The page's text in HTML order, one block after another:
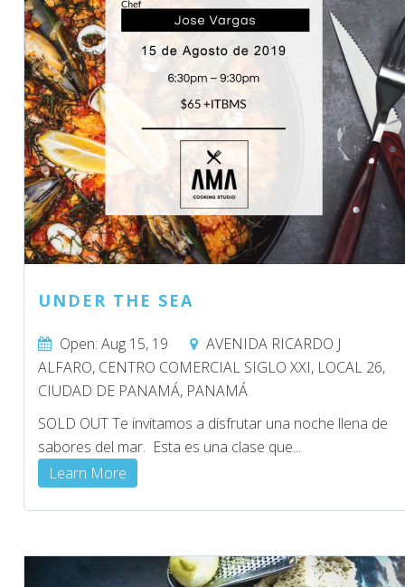
UNDER THE SEA
Open: Aug 15, 19
AVENIDA RICARDO J
ALFARO, CENTRO COMERCIAL SIGLO XXI, LOCAL 26,
CIUDAD DE PANAMÁ, PANAMÁ
SOLD OUT Te invitamos a disfrutar una noche llena de
sabores del mar. Esta es una clase que...
Learn More